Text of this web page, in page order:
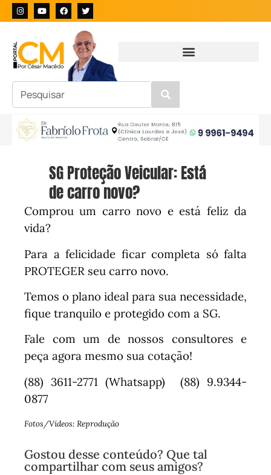
SG Proteção Veicular: Está
de carro novo?
Comprou um carro novo e está feliz da
vida?
Para a felicidade ficar completa só falta
PROTEGER seu carro novo.
Temos o plano ideal para sua necessidade,
fique tranquilo e protegido com a SG.
Fale com um de nossos consultores e
peça agora mesmo sua cotação!
(88) 3611-2771 (Whatsapp)⠀ (88) 9.9344-
0877
Fotos/Vídeos: Reprodução
Gostou desse conteúdo? Que tal
compartilhar com seus amigos?